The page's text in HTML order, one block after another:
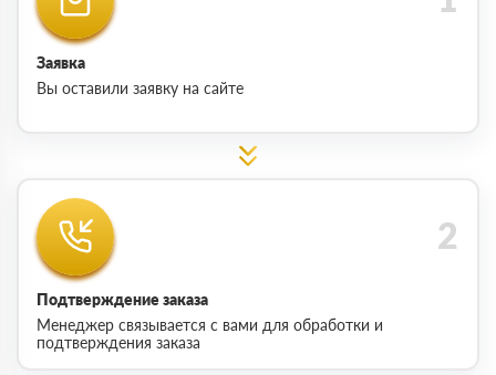
Заявка
Вы оставили заявку на сайте
Подтверждение заказа
Менеджер связывается с вами для обработки и
подтверждения заказа